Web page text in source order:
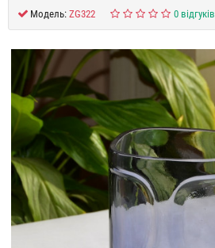
Модель: ZG322 0 відгуків